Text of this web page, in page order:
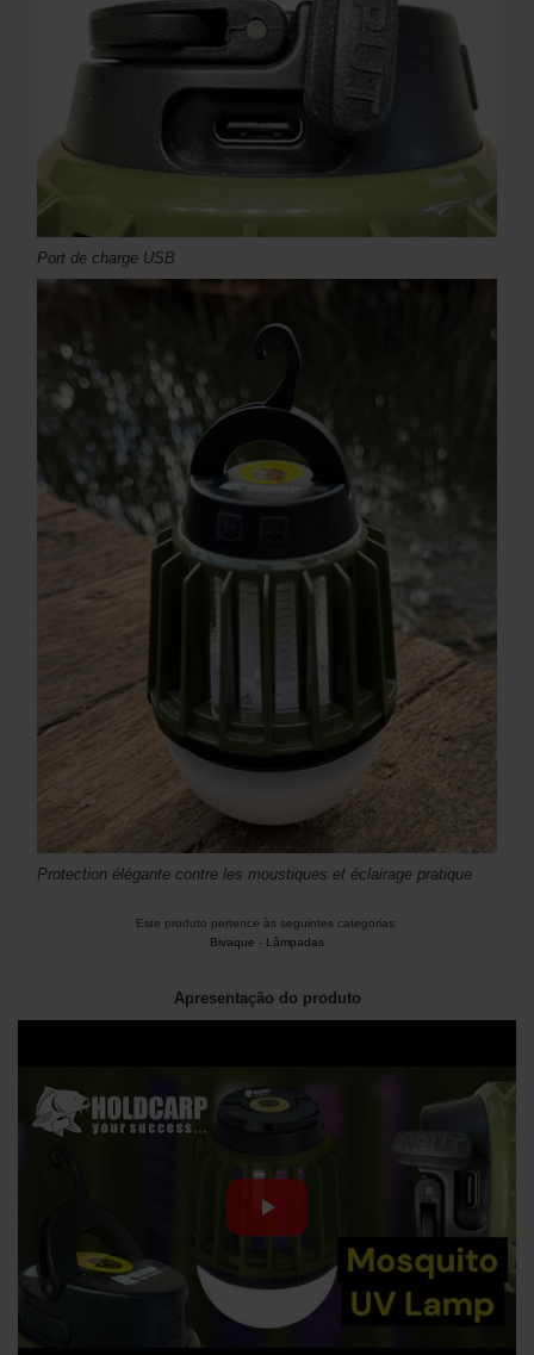
Port de charge USB
Protection élégante contre les moustiques et éclairage pratique
Este produto pertence às seguintes categorias:
Bivaque - Lâmpadas
Apresentação do produto